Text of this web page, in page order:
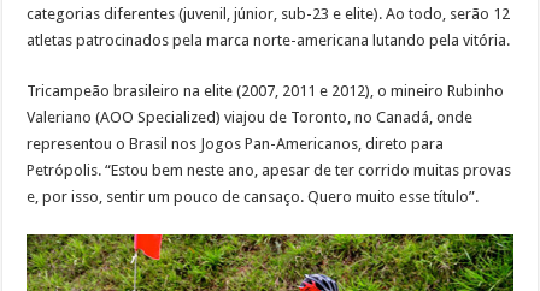
categorias diferentes (juvenil, júnior, sub-23 e elite). Ao todo, serão 12
atletas patrocinados pela marca norte-americana lutando pela vitória.
Tricampeão brasileiro na elite (2007, 2011 e 2012), o mineiro Rubinho
Valeriano (AOO Specialized) viajou de Toronto, no Canadá, onde
representou o Brasil nos Jogos Pan-Americanos, direto para
Petrópolis. “Estou bem neste ano, apesar de ter corrido muitas provas
e, por isso, sentir um pouco de cansaço. Quero muito esse título”.